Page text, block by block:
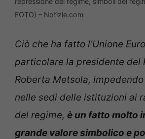
FOTO) – Notizie.com
Ciò che ha fatto l’Unione
particolare la presidente del
Roberta Metsola, impedendo
nelle sedi delle istituzioni ai
del regime, è un fatto molto
grande valore simbolico e